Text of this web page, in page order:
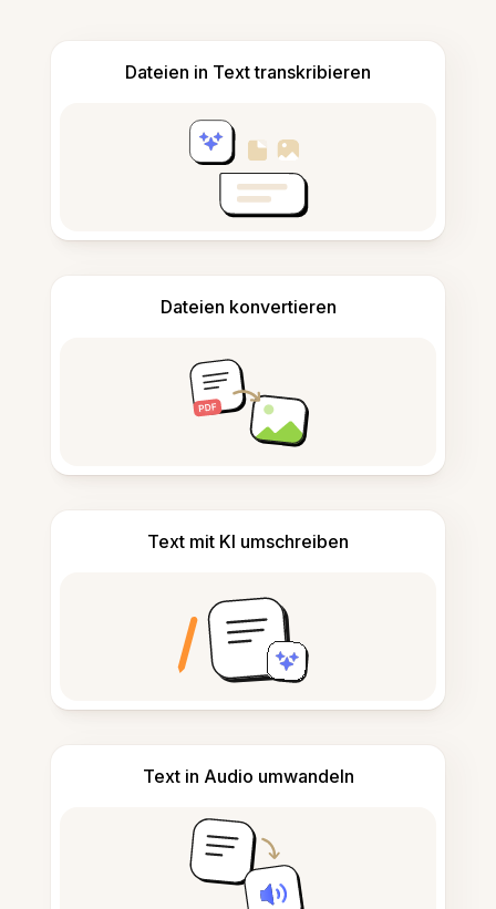
Dateien in Text transkribieren
Dateien konvertieren
Text mit KI umschreiben
Text in Audio umwandeln